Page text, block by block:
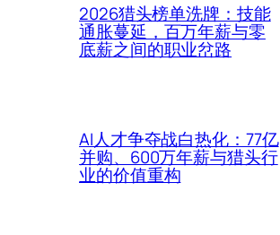
2026猎头榜单洗牌：技能
通胀蔓延，百万年薪与零
底薪之间的职业岔路
AI人才争夺战白热化：77亿
并购、600万年薪与猎头行
业的价值重构